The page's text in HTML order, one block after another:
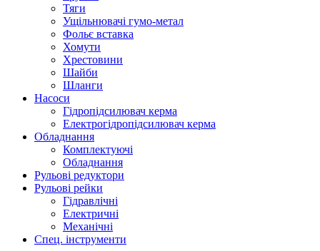
Тяги
Ущільнювачі гумо-метал
Фольє вставка
Хомути
Хрестовини
Шайби
Шланги
Насоси
Гідропідсилювач керма
Електрогідропідсилювач керма
Обладнання
Комплектуючі
Обладнання
Рульові редуктори
Рульові рейки
Гідравлічні
Електричні
Механічні
Спец. інструменти